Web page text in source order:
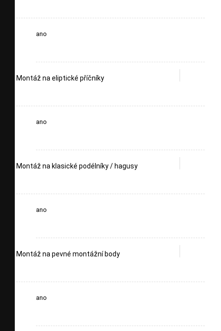
ano
Montáž na eliptické příčníky
ano
Montáž na klasické podélníky / hagusy
ano
Montáž na pevné montážní body
ano